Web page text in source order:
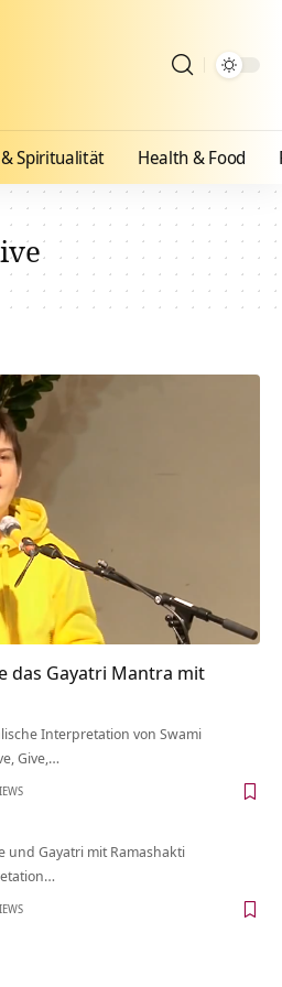
Spiritualität Health & Food
das Gayatri Mantra mit
Interpretation von Swami
Give,…
und Gayatri mit Ramashakti